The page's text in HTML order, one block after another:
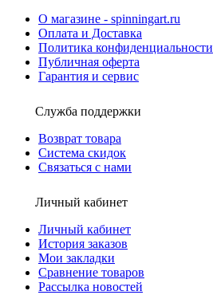
О магазине - spinningart.ru
Оплата и Доставка
Политика конфиденциальности
Публичная оферта
Гарантия и сервис
Служба поддержки
Возврат товара
Система скидок
Связаться с нами
Личный кабинет
Личный кабинет
История заказов
Мои закладки
Сравнение товаров
Рассылка новостей